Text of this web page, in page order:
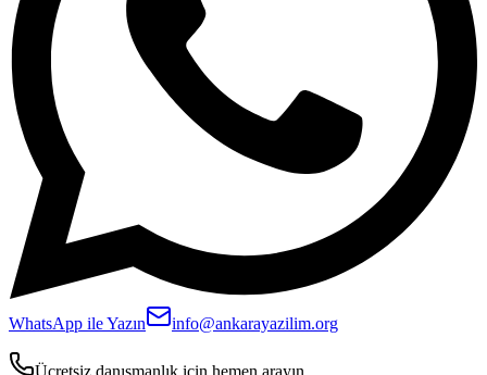
WhatsApp ile Yazın info@ankarayazilim.org
Ücretsiz danışmanlık için hemen arayın